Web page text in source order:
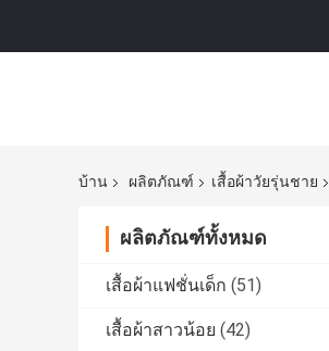
บ้าน ผลิตภัณฑ์ เสื้อผ้าวัยรุ่นชาย
ผลิตภัณฑ์ทั้งหมด
เสื้อผ้าแฟชั่นเด็ก (51)
เสื้อผ้าสาวน้อย (42)